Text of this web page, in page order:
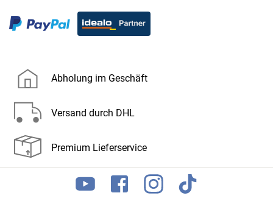
Abholung im Geschäft
Versand durch DHL
Premium Lieferservice